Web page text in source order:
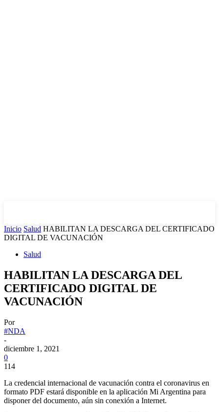
Inicio Salud HABILITAN LA DESCARGA DEL CERTIFICADO
DIGITAL DE VACUNACIÓN
Salud
HABILITAN LA DESCARGA DEL
CERTIFICADO DIGITAL DE
VACUNACIÓN
Por
#NDA
-
diciembre 1, 2021
0
114
La credencial internacional de vacunación contra el coronavirus en
formato PDF estará disponible en la aplicación Mi Argentina para
disponer del documento, aún sin conexión a Internet.